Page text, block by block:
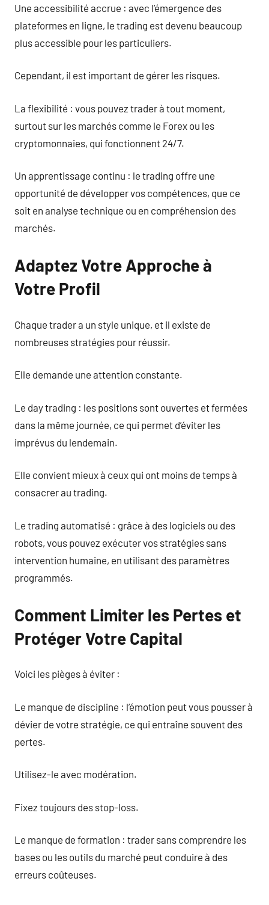
Une accessibilité accrue : avec l’émergence des
plateformes en ligne, le trading est devenu beaucoup
plus accessible pour les particuliers.
Cependant, il est important de gérer les risques.
La flexibilité : vous pouvez trader à tout moment,
surtout sur les marchés comme le Forex ou les
cryptomonnaies, qui fonctionnent 24/7.
Un apprentissage continu : le trading offre une
opportunité de développer vos compétences, que ce
soit en analyse technique ou en compréhension des
marchés.
Adaptez Votre Approche à
Votre Profil
Chaque trader a un style unique, et il existe de
nombreuses stratégies pour réussir.
Elle demande une attention constante.
Le day trading : les positions sont ouvertes et fermées
dans la même journée, ce qui permet d’éviter les
imprévus du lendemain.
Elle convient mieux à ceux qui ont moins de temps à
consacrer au trading.
Le trading automatisé : grâce à des logiciels ou des
robots, vous pouvez exécuter vos stratégies sans
intervention humaine, en utilisant des paramètres
programmés.
Comment Limiter les Pertes et
Protéger Votre Capital
Voici les pièges à éviter :
Le manque de discipline : l’émotion peut vous pousser à
dévier de votre stratégie, ce qui entraîne souvent des
pertes.
Utilisez-le avec modération.
Fixez toujours des stop-loss.
Le manque de formation : trader sans comprendre les
bases ou les outils du marché peut conduire à des
erreurs coûteuses.